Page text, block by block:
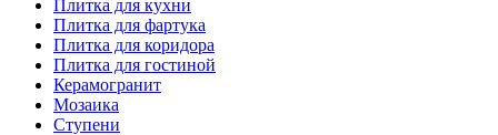
Плитка для кухни
Плитка для фартука
Плитка для коридора
Плитка для гостиной
Керамогранит
Мозаика
Ступени